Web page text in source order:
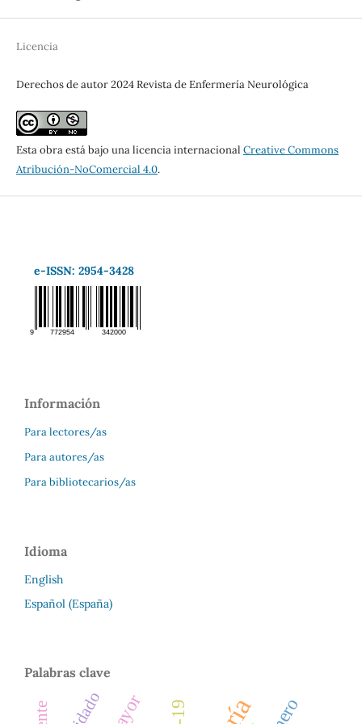
Licencia
Derechos de autor 2024 Revista de Enfermería Neurológica
Esta obra está bajo una licencia internacional Creative Commons
Atribución-NoComercial 4.0.
e-ISSN: 2954-3428
Información
Para lectores/as
Para autores/as
Para bibliotecarios/as
Idioma
English
Español (España)
Palabras clave